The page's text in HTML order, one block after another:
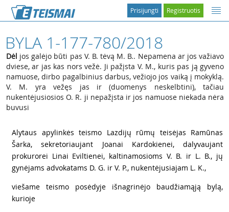
Registruotis
Prisijungti
BYLA 1-177-780/2018
Dėl jos galėjo būti pas V. B. tėvą M. B.. Nepamena ar jos važiavo
dviese, ar jas kas nors vežė. Ji pažįsta V. M., kuris pas ją gyveno
namuose, dirbo pagalbinius darbus, vežiojo jos vaiką į mokyklą.
V. M. yra vežęs jas ir (duomenys neskelbtini), tačiau
nukentėjusiosios O. R. ji nepažįsta ir jos namuose niekada nėra
buvusi
Alytaus apylinkės teismo Lazdijų rūmų teisėjas Ramūnas
Šarka, sekretoriaujant Joanai Kardokienei, dalyvaujant
prokurorei Linai Eviltienei, kaltinamosioms V. B. ir L. B., jų
gynėjams advokatams D. G. ir V. P., nukentėjusiajam L. K.,
viešame teismo posėdyje išnagrinėjo baudžiamąją bylą,
kurioje